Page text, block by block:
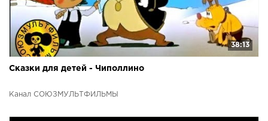
38:13
Сказки для детей - Чиполлино
Канал СОЮЗМУЛЬТФИЛЬМЫ